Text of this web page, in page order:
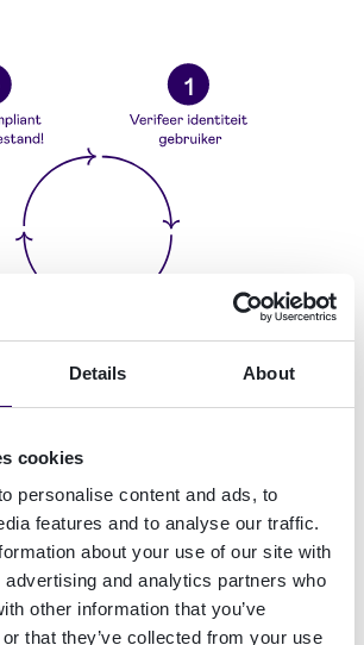
Details About
cookies
personalise content and ads, to
features and to analyse our traffic.
about your use of our site with
and analytics partners who
other information that you’ve
that they’ve collected from your use
klant onboarding conform
wet- en regelgeving filtert u de
automatisch uit.